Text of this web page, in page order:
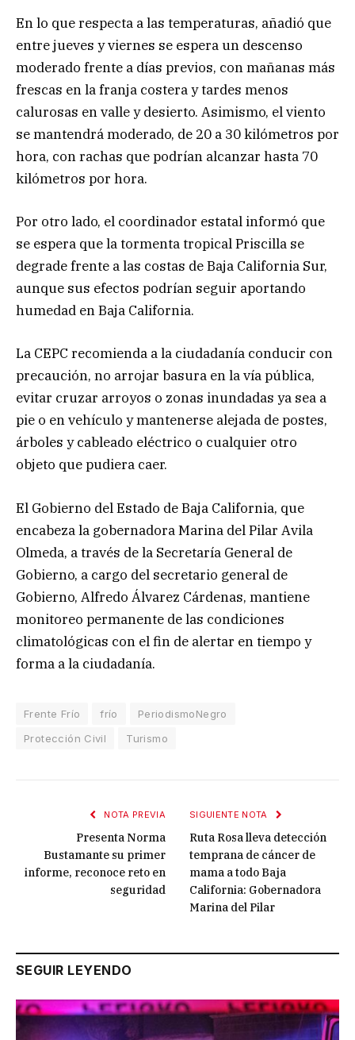
En lo que respecta a las temperaturas, añadió que
entre jueves y viernes se espera un descenso
moderado frente a días previos, con mañanas más
frescas en la franja costera y tardes menos
calurosas en valle y desierto. Asimismo, el viento
se mantendrá moderado, de 20 a 30 kilómetros por
hora, con rachas que podrían alcanzar hasta 70
kilómetros por hora.
Por otro lado, el coordinador estatal informó que
se espera que la tormenta tropical Priscilla se
degrade frente a las costas de Baja California Sur,
aunque sus efectos podrían seguir aportando
humedad en Baja California.
La CEPC recomienda a la ciudadanía conducir con
precaución, no arrojar basura en la vía pública,
evitar cruzar arroyos o zonas inundadas ya sea a
pie o en vehículo y mantenerse alejada de postes,
árboles y cableado eléctrico o cualquier otro
objeto que pudiera caer.
El Gobierno del Estado de Baja California, que
encabeza la gobernadora Marina del Pilar Avila
Olmeda, a través de la Secretaría General de
Gobierno, a cargo del secretario general de
Gobierno, Alfredo Álvarez Cárdenas, mantiene
monitoreo permanente de las condiciones
climatológicas con el fin de alertar en tiempo y
forma a la ciudadanía.
Frente Frío frío
PeriodismoNegro
Protección Civil
Turismo
NOTA PREVIA
Presenta Norma
Bustamante su primer
informe, reconoce reto en
seguridad
SIGUIENTE NOTA
Ruta Rosa lleva detección
temprana de cáncer de
mama a todo Baja
California: Gobernadora
Marina del Pilar
SEGUIR LEYENDO